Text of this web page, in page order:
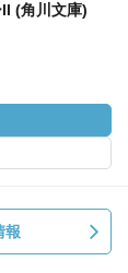
(角川文庫)
報